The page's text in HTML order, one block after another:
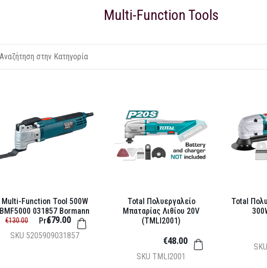
Multi-Function Tools
Multi-Function Tool 500W
BMF5000 031857 Bormann
Pro
SKU 5205909031857
€130.00 €79.00
Total Πολυεργαλείο
Μπαταρίας Λιθίου 20V
(TMLI2001)
SKU TMLI2001
€48.00
Total
SKU